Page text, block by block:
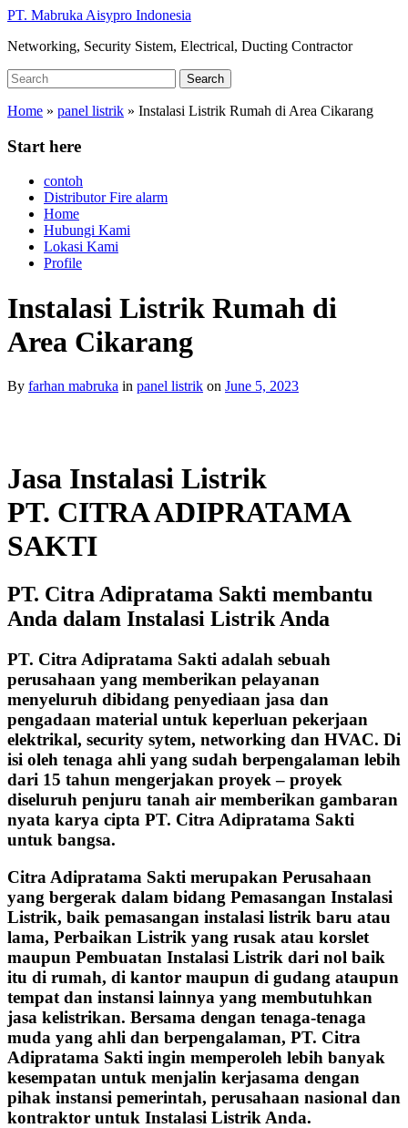
Skip
main
PT. Mabruka Aisypro Indonesia
Networking, Security Sistem, Electrical, Ducting Contractor
Search
for:
Search
Home » panel listrik » Instalasi Listrik Rumah di Area Cikarang
Start here
contoh
Distributor Fire alarm
Home
Hubungi Kami
Lokasi Kami
Profile
Instalasi Listrik Rumah di
Area Cikarang
By farhan mabruka in panel listrik on June 5, 2023
Jasa Instalasi Listrik
PT. CITRA ADIPRATAMA
SAKTI
PT. Citra Adipratama Sakti membantu
Anda dalam Instalasi Listrik Anda
PT. Citra Adipratama Sakti adalah sebuah
perusahaan yang memberikan pelayanan
menyeluruh dibidang penyediaan jasa dan
pengadaan material untuk keperluan pekerjaan
elektrikal, security sytem, networking dan HVAC. Di
isi oleh tenaga ahli yang sudah berpengalaman lebih
dari 15 tahun mengerjakan proyek – proyek
diseluruh penjuru tanah air memberikan gambaran
nyata karya cipta PT. Citra Adipratama Sakti
untuk bangsa.
Citra Adipratama Sakti merupakan Perusahaan
yang bergerak dalam bidang Pemasangan Instalasi
Listrik, baik pemasangan instalasi listrik baru atau
lama, Perbaikan Listrik yang rusak atau korslet
maupun Pembuatan Instalasi Listrik dari nol baik
itu di rumah, di kantor maupun di gudang ataupun
tempat dan instansi lainnya yang membutuhkan
jasa kelistrikan. Bersama dengan tenaga-tenaga
muda yang ahli dan berpengalaman, PT. Citra
Adipratama Sakti ingin memperoleh lebih banyak
kesempatan untuk menjalin kerjasama dengan
pihak instansi pemerintah, perusahaan nasional dan
kontraktor untuk Instalasi Listrik Anda.